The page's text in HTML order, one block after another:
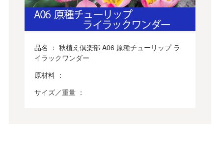
品名 ： 秋植え倶楽部 A06 原種チューリップ ラ
イラックワンダー
原材料 ：
サイズ／重量 ：